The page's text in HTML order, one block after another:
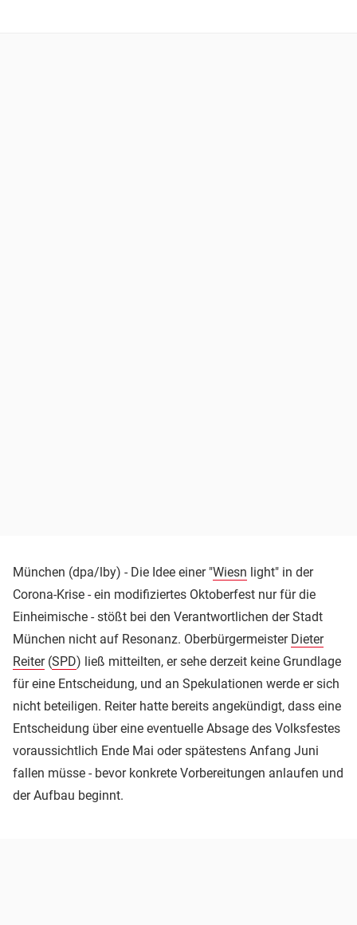
München (dpa/lby) - Die Idee einer "Wiesn light" in der
Corona-Krise - ein modifiziertes Oktoberfest nur für die
Einheimische - stößt bei den Verantwortlichen der Stadt
München nicht auf Resonanz. Oberbürgermeister Dieter
Reiter(SPD) ließ mitteilten, er sehe derzeit keine Grundlage
für eine Entscheidung, und an Spekulationen werde er sich
nicht beteiligen. Reiter hatte bereits angekündigt, dass eine
Entscheidung über eine eventuelle Absage des Volksfestes
voraussichtlich Ende Mai oder spätestens Anfang Juni
fallen müsse - bevor konkrete Vorbereitungen anlaufen und
der Aufbau beginnt.